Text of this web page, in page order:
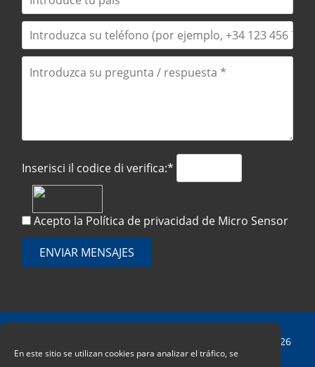
Inserisci il codice di verifica:*
Acepto la Política de privacidad de Micro Sensor
ENVIAR MENSAJES
Copyright © 2026
En este sitio se utilizan cookies para analizar el tráfico, se